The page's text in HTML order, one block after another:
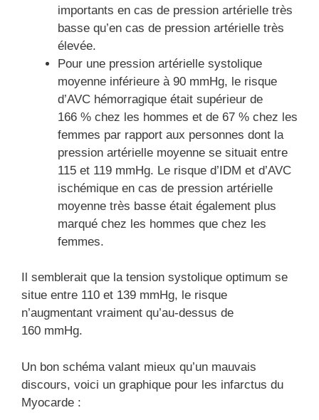
importants en cas de pression artérielle très
basse qu’en cas de pression artérielle très
élevée.
Pour une pression artérielle systolique
moyenne inférieure à 90 mmHg, le risque
d’AVC hémorragique était supérieur de
166 % chez les hommes et de 67 % chez les
femmes par rapport aux personnes dont la
pression artérielle moyenne se situait entre
115 et 119 mmHg. Le risque d’IDM et d’AVC
ischémique en cas de pression artérielle
moyenne très basse était également plus
marqué chez les hommes que chez les
femmes.
Il semblerait que la tension systolique optimum se
situe entre 110 et 139 mmHg, le risque
n’augmentant vraiment qu’au-dessus de
160 mmHg.
Un bon schéma valant mieux qu’un mauvais
discours, voici un graphique pour les infarctus du
Myocarde :